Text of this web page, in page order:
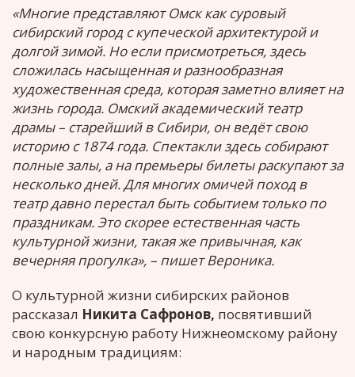
«Многие представляют Омск как суровый
сибирский город с купеческой архитектурой и
долгой зимой. Но если присмотреться, здесь
сложилась насыщенная и разнообразная
художественная среда, которая заметно влияет на
жизнь города. Омский академический театр
драмы – старейший в Сибири, он ведёт свою
историю с 1874 года. Спектакли здесь собирают
полные залы, а на премьеры билеты раскупают за
несколько дней. Для многих омичей поход в
театр давно перестал быть событием только по
праздникам. Это скорее естественная часть
культурной жизни, такая же привычная, как
вечерняя прогулка», – пишет Вероника.
О культурной жизни сибирских районов
рассказал Никита Сафронов, посвятивший
свою конкурсную работу Нижнеомскому району
и народным традициям: